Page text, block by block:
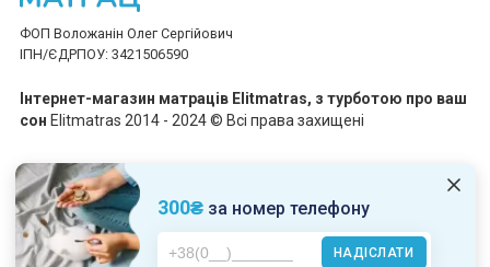
300₴за номер телефону
НАДІСЛАТИ
ФОП Воложанін Олег Сергійович
ІПН/ЄДРПОУ: 3421506590
Інтернет-магазин матраців Elitmatras, з турботою про ваш
сон Elitmatras 2014 - 2024 © Всі права захищені
Приймаємо платежі